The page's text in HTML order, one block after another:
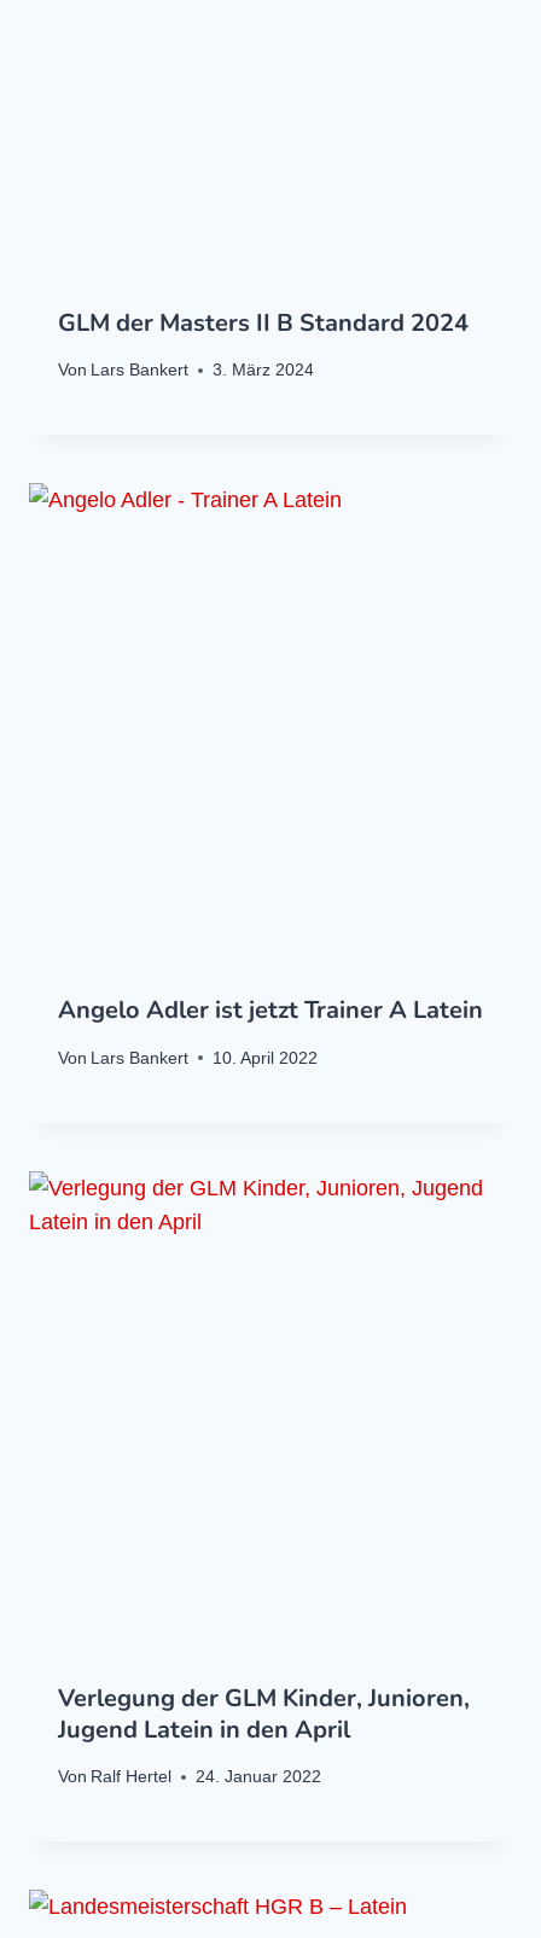
GLM der Masters II B Standard 2024
Von Lars Bankert 3. März 2024
Angelo Adler ist jetzt Trainer A Latein
Von Lars Bankert 10. April 2022
Verlegung der GLM Kinder, Junioren,
Jugend Latein in den April
Von Ralf Hertel 24. Januar 2022